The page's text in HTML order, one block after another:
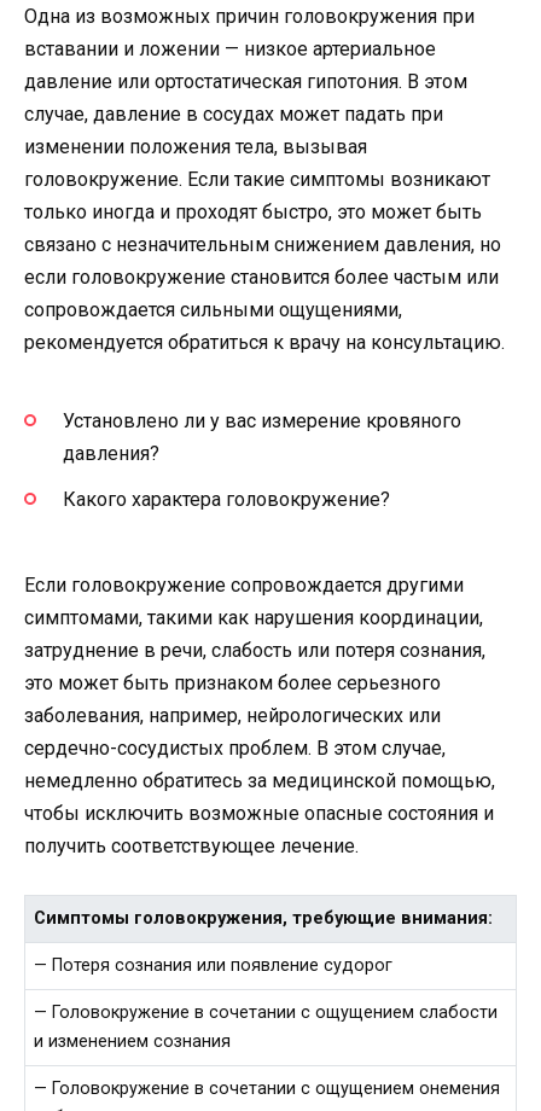
Одна из возможных причин головокружения при
вставании и ложении — низкое артериальное
давление или ортостатическая гипотония. В этом
случае, давление в сосудах может падать при
изменении положения тела, вызывая
головокружение. Если такие симптомы возникают
только иногда и проходят быстро, это может быть
связано с незначительным снижением давления, но
если головокружение становится более частым или
сопровождается сильными ощущениями,
рекомендуется обратиться к врачу на консультацию.
Установлено ли у вас измерение кровяного
давления?
Какого характера головокружение?
Если головокружение сопровождается другими
симптомами, такими как нарушения координации,
затруднение в речи, слабость или потеря сознания,
это может быть признаком более серьезного
заболевания, например, нейрологических или
сердечно-сосудистых проблем. В этом случае,
немедленно обратитесь за медицинской помощью,
чтобы исключить возможные опасные состояния и
получить соответствующее лечение.
Симптомы головокружения, требующие внимания:
— Потеря сознания или появление судорог
— Головокружение в сочетании с ощущением слабости
и изменением сознания
— Головокружение в сочетании с ощущением онемения